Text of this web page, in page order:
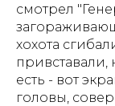
смотрел
хохота
привставали,
есть - вот
головы,